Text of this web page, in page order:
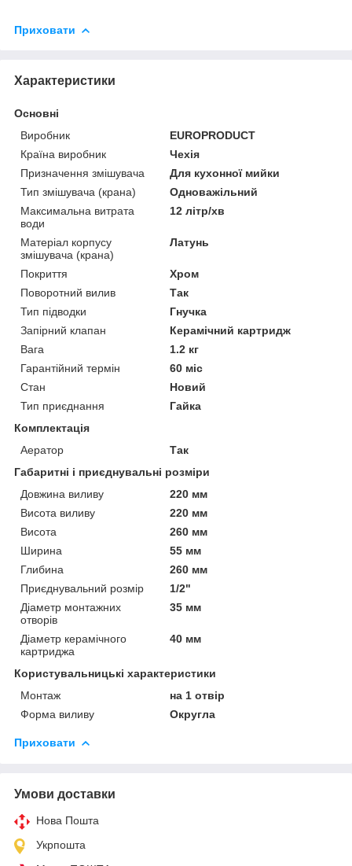
Приховати
Характеристики
Основні
Виробник
EUROPRODUCT
Країна виробник
Чехія
Призначення змішувача
Для кухонної мийки
Тип змішувача (крана)
Одноважільний
Максимальна витрата
води
12 літр/хв
Матеріал корпусу
змішувача (крана)
Латунь
Покриття
Хром
Поворотний вилив
Так
Тип підводки
Гнучка
Запірний клапан
Керамічний картридж
Вага
1.2 кг
Гарантійний термін
60 міс
Стан
Новий
Тип приєднання
Гайка
Комплектація
Аератор
Так
Габаритні і приєднувальні розміри
Довжина виливу
220 мм
Висота виливу
220 мм
Висота
260 мм
Ширина
55 мм
Глибина
260 мм
Приєднувальний розмір
1/2"
Діаметр монтажних
отворів
35 мм
Діаметр керамічного
картриджа
40 мм
Користувальницькі характеристики
Монтаж
на 1 отвір
Форма виливу
Округла
Приховати
Умови доставки
Нова Пошта
Укрпошта